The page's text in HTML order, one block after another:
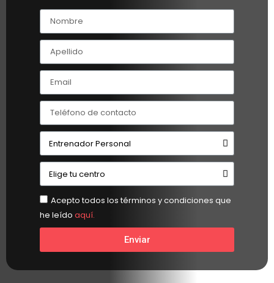
Acepto todos los términos y condiciones que
he leído aquí.
Enviar